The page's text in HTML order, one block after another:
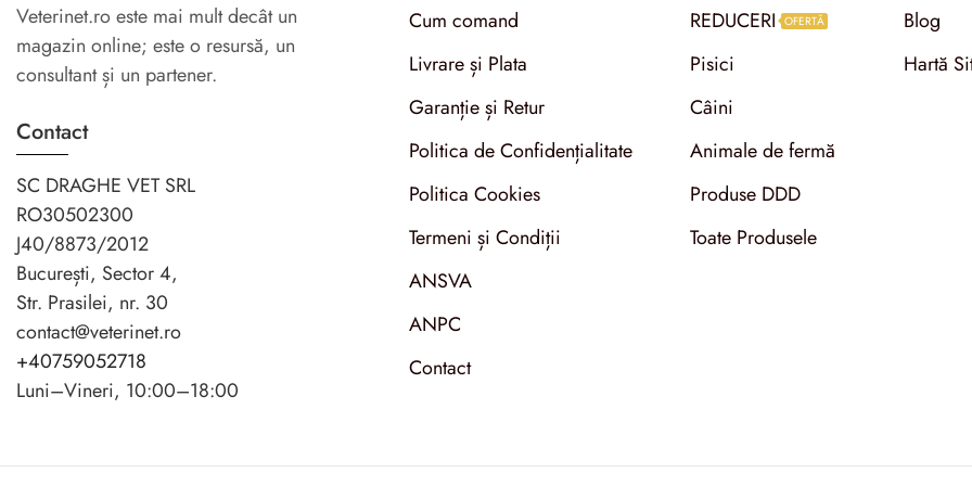
Veterinet.ro este mai mult decât un
magazin online; este o resursă, un
consultant și un partener.
Contact
SC DRAGHE VET SRL
RO30502300
J40/8873/2012
București, Sector 4,
Str. Prasilei, nr. 30
contact@veterinet.ro
+40759052718
Luni–Vineri, 10:00–18:00
Cum comand
Livrare și Plata
Garanție și Retur
Politica de Confidențialitate
Politica Cookies
Termeni și Condiții
ANSVA
ANPC
Contact
REDUCERI OFERTĂ
Pisici
Câini
Animale de fermă
Produse DDD
Toate Produsele
Blog
Hartă